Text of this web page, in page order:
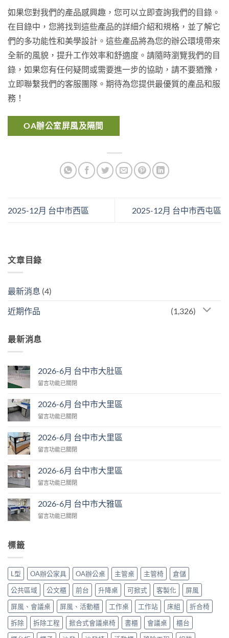
文章目錄
最新消息 (4)
近期作品 (1,326)
最新消息
2026-6月 台中市大肚區
在
月
台
市
肚
中
留言功能已關閉
2026-6月 台中市大里區
在
月
台
市
里
中
留言功能已關閉
2026-6月 台中市大里區
在
月
台
市
里
留言功能已關閉
2026-6月 台中市大里區
在
月
台
中
留言功能已關閉
2026-6月 台中市大雅區
在
市
大
雅
區〉
中
留言功能已關閉
標籤
L型 OA辦公家具 OA辦公桌 主管桌 主管椅
倉儲
公共區域
公文櫃 前台 升降桌 可掀式 客製化
屏風
屏風、會議桌
屏風、活動櫃 工作桌 工作站 床組
折合椅
拆除
拆除工程 掀合式會議桌椅 書櫃 會議桌
櫃台
如果您對我們的產品感興趣，您可以立即查詢我們的目錄。
在目錄中，您將找到這些產品的詳細介紹和規格，並了解它
們的多功能性和美學設計。這些產品將為您的辦公環境帶來
全新的風貌，提升工作效率和舒適度。請隨時瀏覽我們的目
錄，如果您有任何疑問或需要進一步的協助，請不要猶豫，
立即聯繫我們的客服團隊。期待為您提供最優質的產品和服
務！
OA辦公室屏風及隔間
2025-12月 台中市西區 2025-12月 台中市西屯區